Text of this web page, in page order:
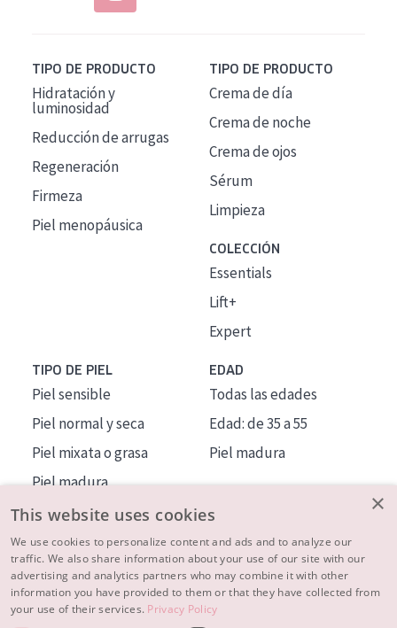
TIPO DE PRODUCTO
Hidratación y
luminosidad
Reducción de arrugas
Regeneración
Firmeza
Piel menopáusica
TIPO DE PRODUCTO
Crema de día
Crema de noche
Crema de ojos
Sérum
Limpieza
COLECCIÓN
Essentials
Lift+
Expert
TIPO DE PIEL
Piel sensible
Piel normal y seca
Piel mixata o grasa
Piel madura
Piel expuesta al sol
Piel menopáusica
EDAD
Todas las edades
Edad: de 35 a 55
Piel madura
MÁS SOBRE NOSOTROS
INSPIRACIÓN
×
This website uses cookies
We use cookies to personalize content and ads and to analyze our
traffic. We also share information about your use of our site with our
advertising and analytics partners who may combine it with other
information you have provided to them or that they have collected from
your use of their services. Privacy Policy